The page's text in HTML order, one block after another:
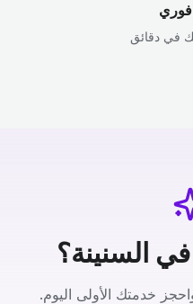
في دقائق
السنينة؟
خدمتك الأولى اليوم.